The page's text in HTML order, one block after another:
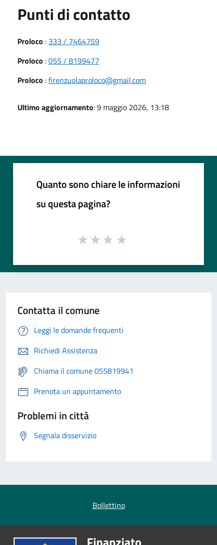
Punti di contatto
Proloco : 333 / 7464759
Proloco :055 / 8199477
Proloco :firenzuolaproloco@gmail.com
Ultimo aggiornamento: 9 maggio 2026, 13:18
Quanto sono chiare le informazioni
su questa pagina?
Contatta il comune
Leggi le domande frequenti
Richiedi Assistenza
Chiama il comune 055819941
Prenota un appuntamento
Problemi in città
Segnala disservizio
Bollettino